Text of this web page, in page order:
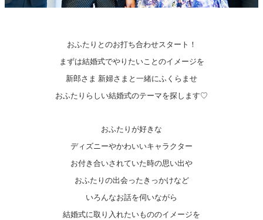
おふたりとのお打ち合わせスタート！
まずは結婚式でやりたいことのイメージを
新郎さま 新婦さまと一緒にふくらませ
おふたりらしい結婚式のテーマを探します♡
おふたりが好きな
ディズニーやかわいいキャラクター
お付き合いされていた時の思い出や
おふたりの出会ったきっかけなど
いろんなお話を伺いながら
結婚式に取り入れたいもののイメージを